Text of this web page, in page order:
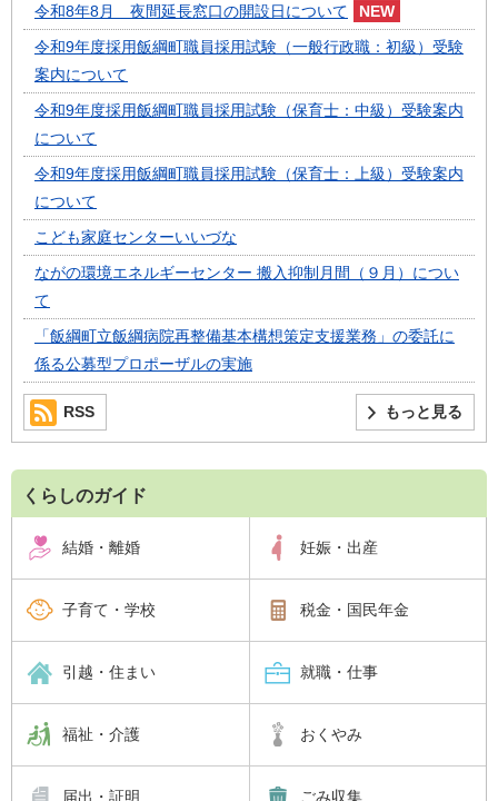
令和8年8月 夜間延長窓口の開設日について
令和9年度採用飯綱町職員採用試験（一般行政職：初級）受験
案内について
令和9年度採用飯綱町職員採用試験（保育士：中級）受験案内
について
令和9年度採用飯綱町職員採用試験（保育士：上級）受験案内
について
こども家庭センターいいづな
ながの環境エネルギーセンター 搬入抑制月間（９月）につい
て
「飯綱町立飯綱病院再整備基本構想策定支援業務」の委託に
係る公募型プロポーザルの実施
もっと見る
RSS
くらしのガイド
結婚・離婚 妊娠・出産
子育て・学校 税金・国民年金
引越・住まい 就職・仕事
福祉・介護 おくやみ
届出・証明 ごみ収集